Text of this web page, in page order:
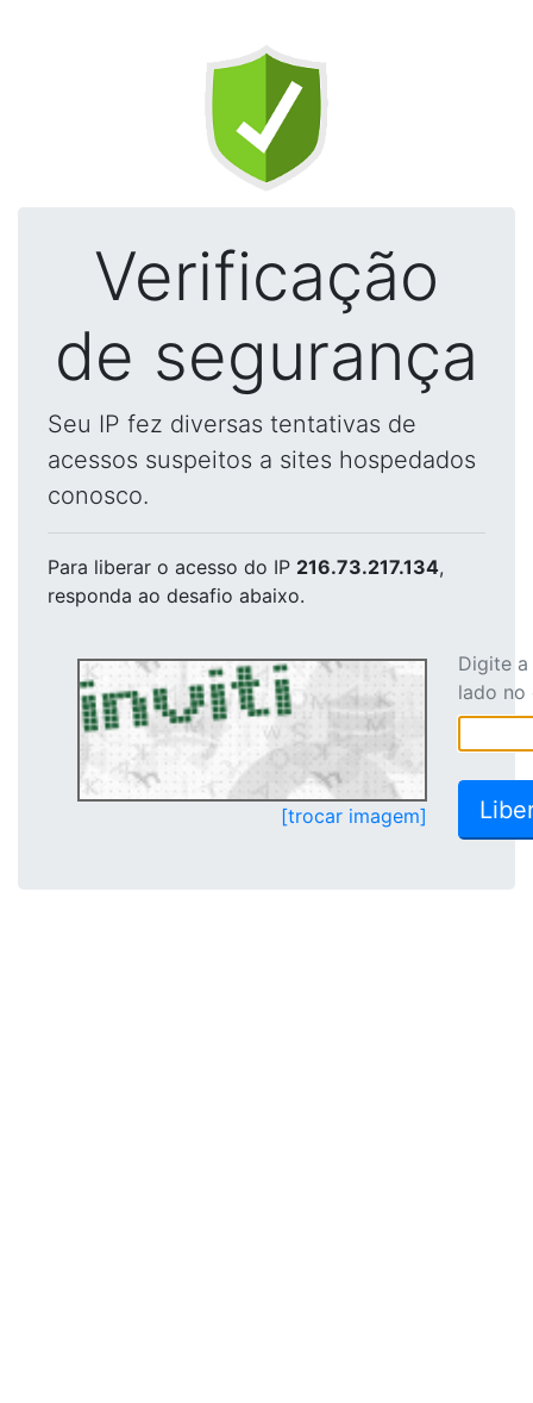
Verificação
de segurança
Seu IP fez diversas tentativas de
acessos suspeitos a sites hospedados
conosco.
Para liberar o acesso do IP 216.73.217.134,
responda ao desafio abaixo.
[trocar imagem]
Digite
lado no